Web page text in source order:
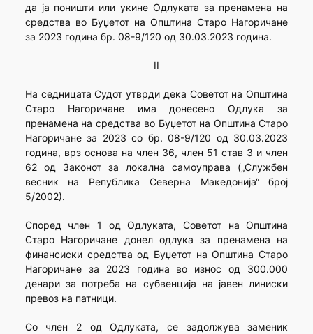
да ја поништи или укине Одлуката за пренамена на
средства во Буџетот на Општина Старо Нагоричане
за 2023 година бр. 08-9/120 од 30.03.2023 година.
II
На седницата Судот утврди дека Советот на Општина
Старо Нагоричане има донесено Одлука за
пренамена на средства во Буџетот на Општина Старо
Нагоричане за 2023 со бр. 08-9/120 од 30.03.2023
година, врз основа на член 36, член 51 став 3 и член
62 од Законот за локална самоуправа („Службен
весник на Република Северна Македонија“ број
5/2002).
Според член 1 од Одлуката, Советот на Општина
Старо Нагоричане донел одлука за пренамена на
финансиски средства од Буџетот на Општина Старо
Нагоричане за 2023 година во износ од 300.000
денари за потреба на субвенција на јавен линиски
превоз на патници.
Со член 2 од Одлуката, се задолжува заменик